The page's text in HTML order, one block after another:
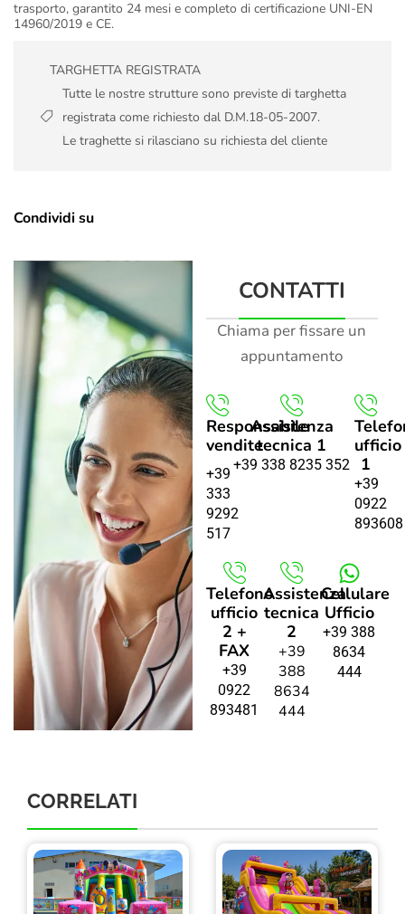
trasporto, garantito 24 mesi e completo di certificazione UNI-EN
14960/2019 e CE.
TARGHETTA REGISTRATA
Tutte le nostre strutture sono previste di targhetta
registrata come richiesto dal D.M.18-05-2007.
Le traghette si rilasciano su richiesta del cliente
Condividi su
CONTATTI
Chiama per fissare un
appuntamento
Responsabile
vendite
+39
333
9292
517
Assistenza
tecnica 1
+39 338 8235 352
ufficio
1
+39
0922
893608
Telefono
ufficio
2 +
FAX
+39
0922
893481
Assistenza
tecnica
2
+39
388
8634
444
Cellulare
Ufficio
+39 388
8634
444
CORRELATI